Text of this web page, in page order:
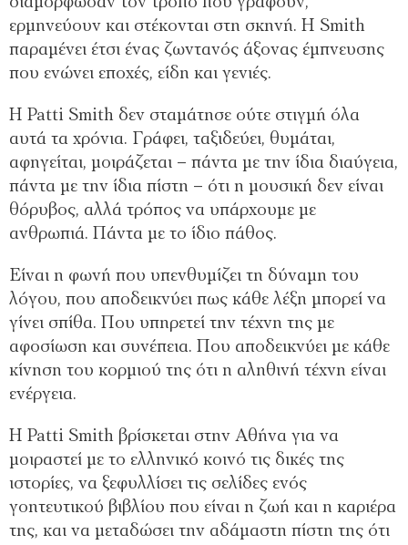
ερμηνεύουν και στέκονται στη σκηνή. Η Smith
παραμένει έτσι ένας ζωντανός άξονας έμπνευσης
που ενώνει εποχές, είδη και γενιές.
Η Patti Smith δεν σταμάτησε ούτε στιγμή όλα
αυτά τα χρόνια. Γράφει, ταξιδεύει, θυμάται,
αφηγείται, μοιράζεται – πάντα με την ίδια διαύγεια,
πάντα με την ίδια πίστη – ότι η μουσική δεν είναι
θόρυβος, αλλά τρόπος να υπάρχουμε με
ανθρωπιά. Πάντα με το ίδιο πάθος.
Είναι η φωνή που υπενθυμίζει τη δύναμη του
λόγου, που αποδεικνύει πως κάθε λέξη μπορεί να
γίνει σπίθα. Που υπηρετεί την τέχνη της με
αφοσίωση και συνέπεια. Που αποδεικνύει με κάθε
κίνηση του κορμιού της ότι η αληθινή τέχνη είναι
ενέργεια.
Η Patti Smith βρίσκεται στην Αθήνα για να
μοιραστεί με το ελληνικό κοινό τις δικές της
ιστορίες, να ξεφυλλίσει τις σελίδες ενός
γοητευτικού βιβλίου που είναι η ζωή και η καριέρα
της, και να μεταδώσει την αδάμαστη πίστη της ότι